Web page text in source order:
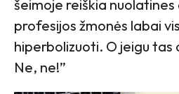
šeimoje reiškia nuolatines
profesijos žmonės labai
hiperbolizuoti. O jeigu tas
Ne, ne!”